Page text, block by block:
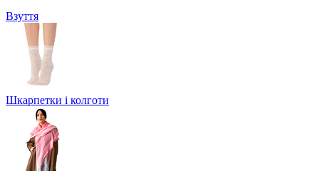
Взуття
Шкарпетки і колготи